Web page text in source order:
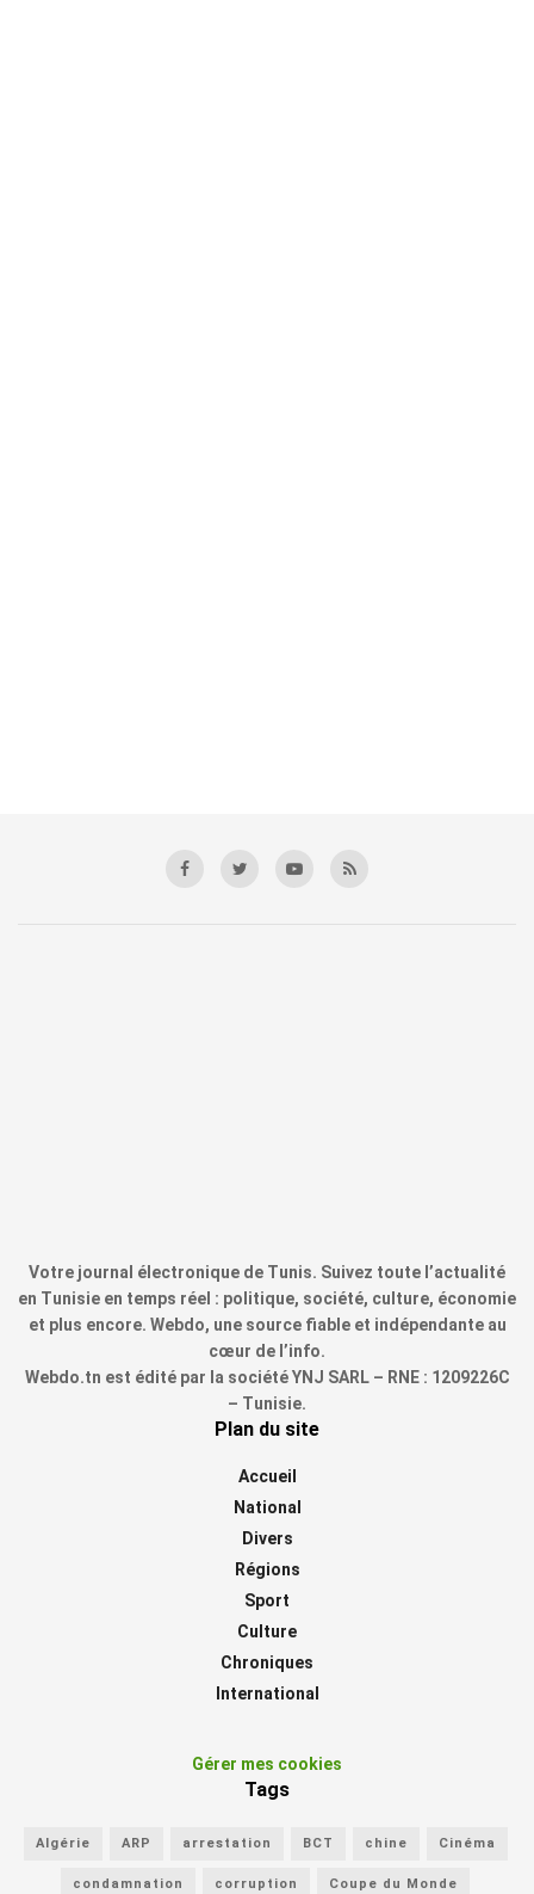
Votre journal électronique de Tunis. Suivez toute l’actualité
en Tunisie en temps réel : politique, société, culture, économie
et plus encore. Webdo, une source fiable et indépendante au
cœur de l’info.
Webdo.tn est édité par la société YNJ SARL – RNE : 1209226C
– Tunisie.
Plan du site
Accueil
National
Divers
Régions
Sport
Culture
Chroniques
International
Gérer mes cookies
Tags
Algérie ARP arrestation BCT chine Cinéma
condamnation corruption Coupe du Monde